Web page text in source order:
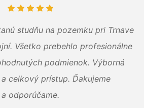
studňu na pozemku pri Trnave
Všetko prebehlo profesionálne
podmienok. Výborná
celkový prístup. Ďakujeme
a odporúčame.